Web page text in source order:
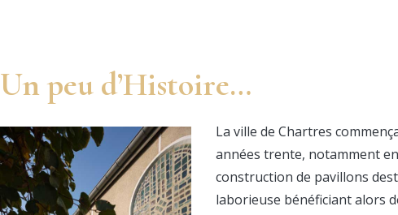
Un peu d’Histoire…
La ville de Chartres
années trente, notamment
construction de pavillons
laborieuse bénéficiant alors